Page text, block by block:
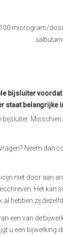
microgram/
bijsluiter
staat belangrijke
bijsluiter.
Neem dan
niet door aan
Het kan
al hebben zij
een van de
u een bijwerking